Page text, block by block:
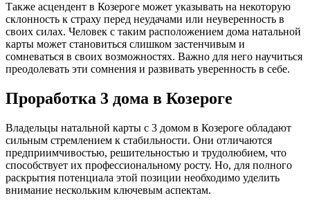
Также асцендент в Козероге может указывать на некоторую
склонность к страху перед неудачами или неуверенность в
своих силах. Человек с таким расположением дома натальной
карты может становиться слишком застенчивым и
сомневаться в своих возможностях. Важно для него научиться
преодолевать эти сомнения и развивать уверенность в себе.
Проработка 3 дома в Козероге
Владельцы натальной карты с 3 домом в Козероге обладают
сильным стремлением к стабильности. Они отличаются
предприимчивостью, решительностью и трудолюбием, что
способствует их профессиональному росту. Но, для полного
раскрытия потенциала этой позиции необходимо уделить
внимание нескольким ключевым аспектам.